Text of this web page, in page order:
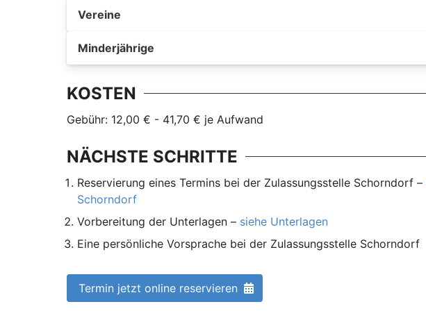
Vereine
Minderjährige
KOSTEN
Gebühr: 12,00 € - 41,70 € je Aufwand
NÄCHSTE SCHRITTE
Reservierung eines Termins bei der Zulassungsstelle Schorndorf –
Schorndorf
Vorbereitung der Unterlagen – siehe Unterlagen
Eine persönliche Vorsprache bei der Zulassungsstelle Schorndorf
Termin jetzt online reservieren